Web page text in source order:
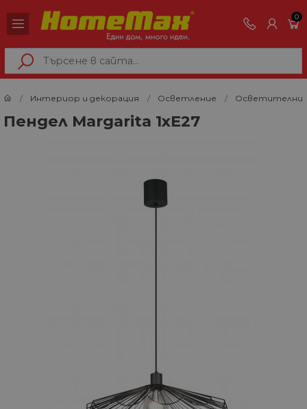
0
Интериор и декорация Осветление Осветителни
Пендел Margarita 1хE27